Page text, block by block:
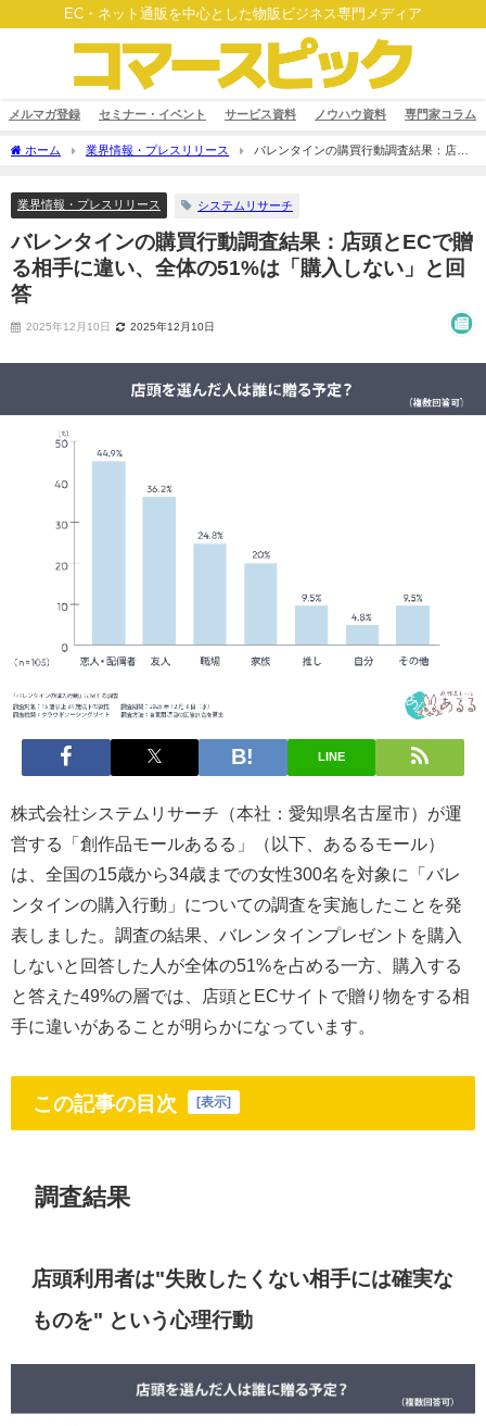
EC・ネット通販を中心とした物販ビジネス専門メディア
メルマガ登録 セミナー・イベント サービス資料 ノウハウ資料 専門家コラム
ホーム 業界情報・プレスリリース
バレンタインの購買行動調査結果：店頭
業界情報・プレスリリース システムリサーチ
バレンタインの購買行動調査結果：店頭とECで贈
る相手に違い、全体の51%は「購入しない」と回
答
2025年12月10日 2025年12月10日
LINE
株式会社システムリサーチ（本社：愛知県名古屋市）が運
営する「創作品モールあるる」（以下、あるるモール）
は、全国の15歳から34歳までの女性300名を対象に「バレ
ンタインの購入行動」についての調査を実施したことを発
表しました。調査の結果、バレンタインプレゼントを購入
しないと回答した人が全体の51%を占める一方、購入する
と答えた49%の層では、店頭とECサイトで贈り物をする相
手に違いがあることが明らかになっています。
この記事の目次 [表示]
調査結果
店頭利用者は"失敗したくない相手には確実な
ものを" という心理行動